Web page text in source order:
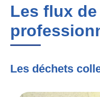
Les flux
Les déchets